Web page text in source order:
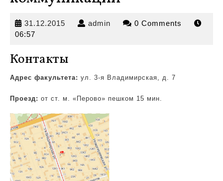
31.12.2015 31.12.2015
admin admin 0 Comments
06:57
Контакты
Адрес факультета: ул. 3-я Владимирская, д. 7
Проезд: от ст. м. «Перово» пешком 15 мин.